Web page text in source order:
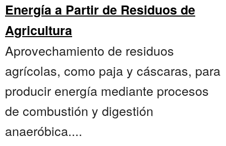
Energía a Partir de Residuos de
Agricultura
Aprovechamiento de residuos
agrícolas, como paja y cáscaras, para
producir energía mediante procesos
de combustión y digestión
anaeróbica....